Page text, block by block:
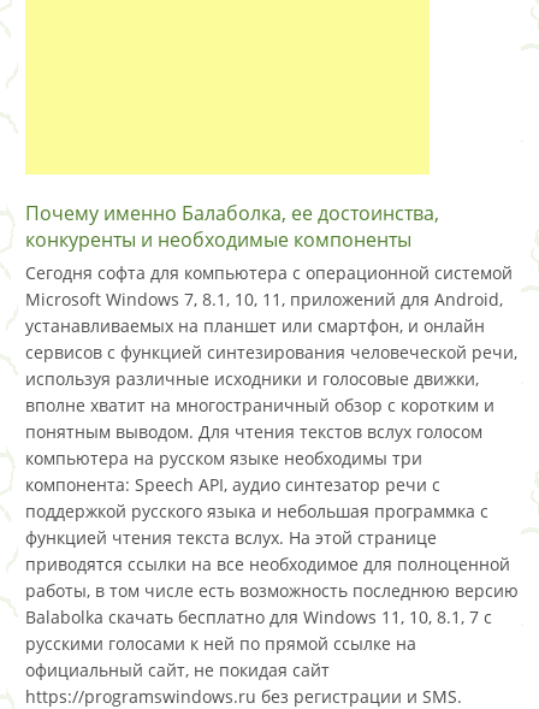
Почему именно Балаболка, ее достоинства,
конкуренты и необходимые компоненты
Сегодня софта для компьютера с операционной системой
Microsoft Windows 7, 8.1, 10, 11, приложений для Android,
устанавливаемых на планшет или смартфон, и онлайн
сервисов с функцией синтезирования человеческой речи,
используя различные исходники и голосовые движки,
вполне хватит на многостраничный обзор с коротким и
понятным выводом. Для чтения текстов вслух голосом
компьютера на русском языке необходимы три
компонента: Speech API, аудио синтезатор речи с
поддержкой русского языка и небольшая программка с
функцией чтения текста вслух. На этой странице
приводятся ссылки на все необходимое для полноценной
работы, в том числе есть возможность последнюю версию
Balabolka скачать бесплатно для Windows 11, 10, 8.1, 7 с
русскими голосами к ней по прямой ссылке на
официальный сайт, не покидая сайт
https://programswindows.ru без регистрации и SMS.